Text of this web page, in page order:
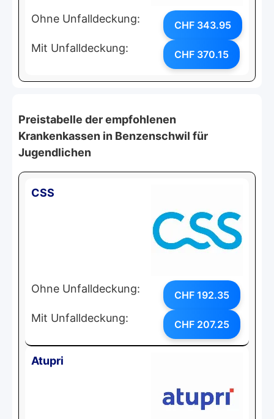
Ohne Unfalldeckung: CHF 343.95
Mit Unfalldeckung: CHF 370.15
Preistabelle der empfohlenen
Krankenkassen in Benzenschwil für
Jugendlichen
CSS
Ohne Unfalldeckung: CHF 192.35
Mit Unfalldeckung: CHF 207.25
Atupri